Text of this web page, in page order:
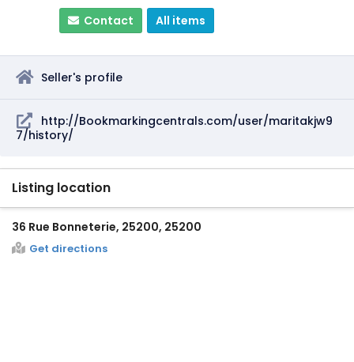
Contact All items
Seller's profile
http://Bookmarkingcentrals.com/user/maritakjw9
7/history/
Listing location
36 Rue Bonneterie, 25200, 25200
Get directions